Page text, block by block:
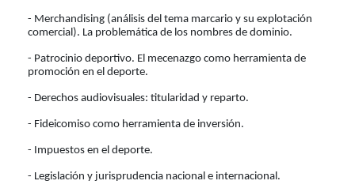
- Merchandising (análisis del tema marcario y su explotación
comercial). La problemática de los nombres de dominio.
- Patrocinio deportivo. El mecenazgo como herramienta de
promoción en el deporte.
- Derechos audiovisuales: titularidad y reparto.
- Fideicomiso como herramienta de inversión.
- Impuestos en el deporte.
- Legislación y jurisprudencia nacional e internacional.